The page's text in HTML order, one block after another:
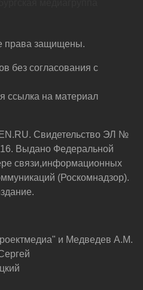
права защищены.
без согласования с
ссылка на материал
Свидетельство ЭЛ №
Выдано Федеральной
связи,информационных
(Роскомнадзор).
и Медведев А.М.